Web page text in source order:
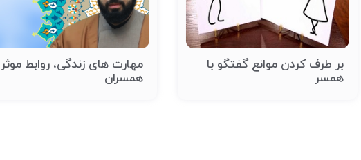
بر طرف کردن موانع گفتگو با
همسر
مهارت های زندگی، روابط موثر
همسران